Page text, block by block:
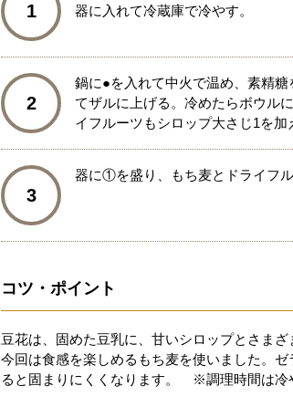
1
器に入れて冷蔵庫で冷やす。
2
鍋に●を入れて中火で温め、素精
てザルに上げる。冷めたらボウル
イフルーツもシロップ大さじ1を加
3
器に①を盛り、もち麦とドライフ
コツ・ポイント
豆花は、固めた豆乳に、甘いシロップとさま
今回は食感を楽しめるもち麦を使いました。
ると固まりにくくなります。 ※調理時間は冷